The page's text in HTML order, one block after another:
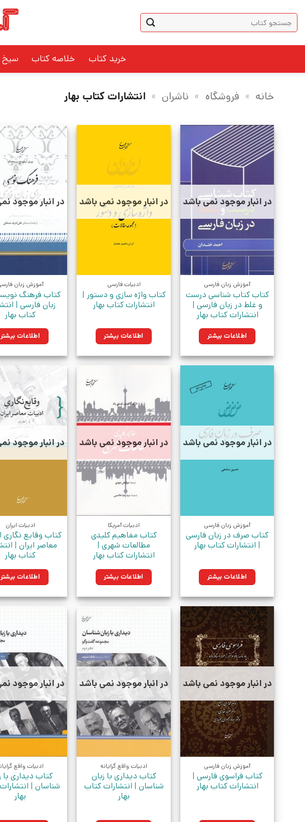
content
جستجو
برای:
خرید کتاب خلاصه کتاب سیخ
خانه » فروشگاه » ناشران » انتشارات کتاب بهار
در انبار موجود نمی باشد
آموزش زبان فارسی
کتاب کتاب شناسی درست
و غلط در زبان فارسی |
انتشارات کتاب بهار
اطلاعات بیشتر
در انبار موجود نمی باشد
ادبیات فارسی
کتاب واژه سازی و دستور |
انتشارات کتاب بهار
اطلاعات بیشتر
در انبار موجود
آموزش زبان
کتاب فرهنگ
زبان فارسی |
کتاب بهار
اطلاعات بیشتر
در انبار موجود نمی باشد
آموزش زبان فارسی
کتاب صرف در زبان فارسی
| انتشارات کتاب بهار
اطلاعات بیشتر
در انبار موجود نمی باشد
ادبیات آمریکا
کتاب مفاهیم کلیدی
مطالعات شهری |
انتشارات کتاب بهار
اطلاعات بیشتر
در انبار موجود
ادبیات ایران
کتاب وقایع نگاری
معاصر ایران |
کتاب بهار
اطلاعات بیشتر
در انبار موجود نمی باشد
آموزش زبان فارسی
کتاب فراسوی فارسی |
انتشارات کتاب بهار
در انبار موجود نمی باشد
ادبیات واقع گرایانه
کتاب دیداری با زبان
شناسان | انتشارات کتاب
بهار
در انبار موجود
ادبیات واقع
کتاب دیداری با
شناسان |
بهار